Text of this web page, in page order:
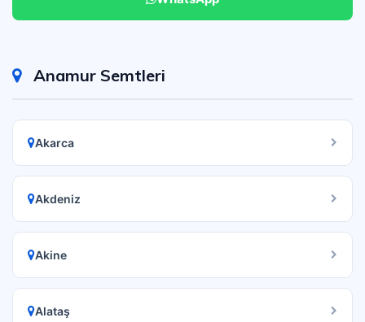
Anamur Semtleri
Akarca
Akdeniz
Akine
Alataş